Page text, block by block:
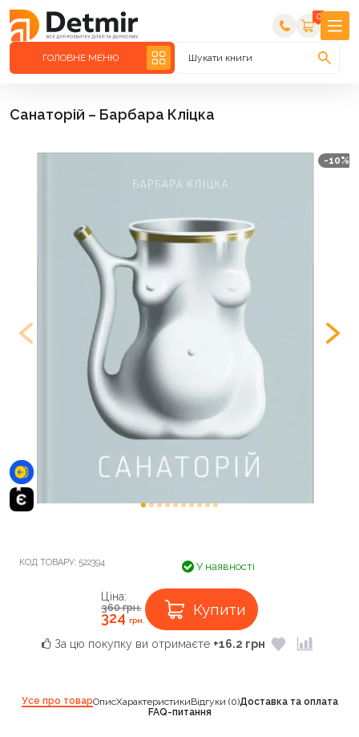
0
ГОЛОВНЕ МЕНЮ Шукати книги
Санаторій – Барбара Кліцка
-10%
КОД ТОВАРУ: 522394 У наявності
Ціна:
360грн.
324грн.
Купити
За цю покупку ви отримаєте +16.2 грн
Усе про товарОписХарактеристикиВідгуки (0)Доставка та оплата
FAQ-питання